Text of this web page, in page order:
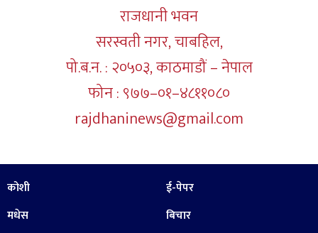
राजधानी भवन
सरस्वती नगर, चाबहिल,
पो.ब.न. : २०५०३, काठमाडौं – नेपाल
फोन : ९७७–०१–४८११०८०
rajdhaninews@gmail.com
कोशी
मधेस
ई-पेपर
बिचार